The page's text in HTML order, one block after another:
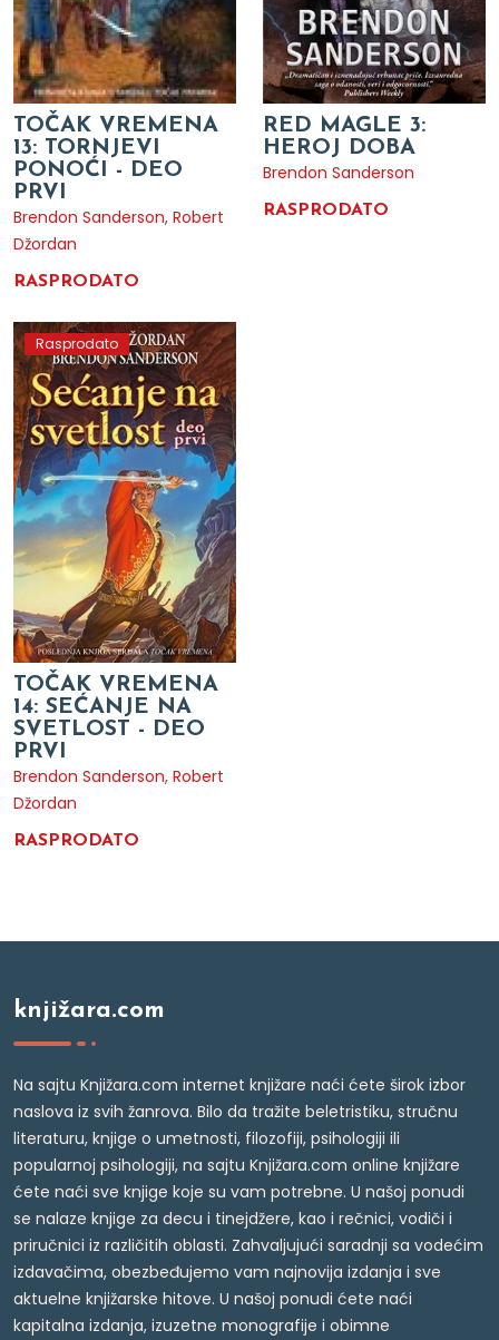
TOČAK VREMENA
13: TORNJEVI
PONOĆI - DEO
PRVI
Brendon Sanderson, Robert
Džordan
RASPRODATO
RED MAGLE 3:
HEROJ DOBA
Brendon Sanderson
RASPRODATO
Rasprodato
TOČAK VREMENA
14: SEĆANJE NA
SVETLOST - DEO
PRVI
Brendon Sanderson, Robert
Džordan
RASPRODATO
knjižara.com
Na sajtu Knjižara.com internet knjižare naći ćete širok izbor
naslova iz svih žanrova. Bilo da tražite beletristiku, stručnu
literaturu, knjige o umetnosti, filozofiji, psihologiji ili
popularnoj psihologiji, na sajtu Knjižara.com online knjižare
ćete naći sve knjige koje su vam potrebne. U našoj ponudi
se nalaze knjige za decu i tinejdžere, kao i rečnici, vodiči i
priručnici iz različitih oblasti. Zahvaljujući saradnji sa vodećim
izdavačima, obezbeđujemo vam najnovija izdanja i sve
aktuelne knjižarske hitove. U našoj ponudi ćete naći
kapitalna izdanja, izuzetne monografije i obimne